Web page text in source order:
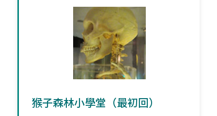
猴子森林小學堂（最初回）